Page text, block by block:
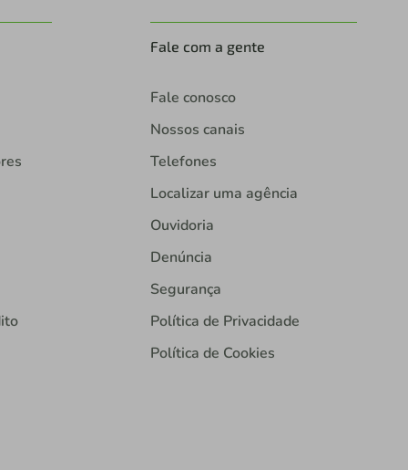
Fale com a gente
Fale conosco
Nossos canais
Telefones
Localizar uma agência
Ouvidoria
Denúncia
Segurança
Política de Privacidade
Política de Cookies